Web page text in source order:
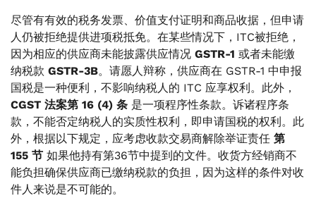
尽管有有效的税务发票、价值支付证明和商品收据，但申请
人仍被拒绝提供进项税抵免。在某些情况下，ITC被拒绝，
因为相应的供应商未能披露供应情况 GSTR-1 或者未能缴
纳税款 GSTR-3B。请愿人辩称，供应商在 GSTR-1 中申报
国税是一种便利，不影响纳税人的 ITC 应享权利。此外，
CGST 法案第 16 (4) 条 是一项程序性条款。诉诸程序条
款，不能否定纳税人的实质性权利，即申请国税的权利。此
外，根据以下规定，应考虑收款交易商解除举证责任 第
155 节 如果他持有第36节中提到的文件。收货方经销商不
能负担确保供应商已缴纳税款的负担，因为这样的条件对收
件人来说是不可能的。